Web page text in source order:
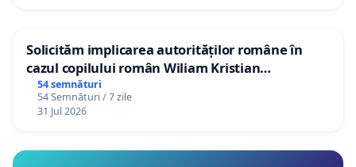
Solicităm implicarea autorităților române în
cazul copilului român Wiliam Kristian
Gheorghe, aflat în plasament în Danemarca de
12 ani
54 semnături
54 Semnături / 7 zile
31 Jul 2026